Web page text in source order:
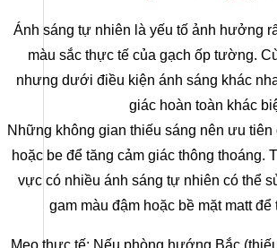
Ánh sáng tự nhiên là yếu tố ảnh hưởng
màu sắc thực tế của gạch ốp tường.
nhưng dưới điều kiện ánh sáng khác
giác hoàn toàn khác
Những không gian thiếu sáng nên ưu tiên
hoặc be để tăng cảm giác thông thoáng.
vực có nhiều ánh sáng tự nhiên có thể
gam màu đậm hoặc bề mặt matt để
Mẹo thực tế: Nếu phòng hướng Bắc